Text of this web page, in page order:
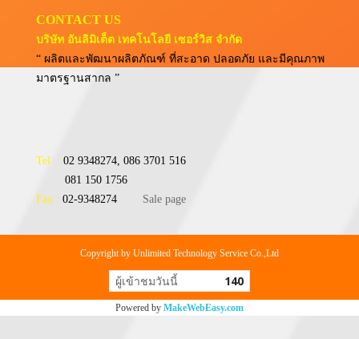
CONTACT US
บริษัท อันลิมิเต็ต เทคโนโลยี เซอร์วิส จำกัด
“ ผลิตและพัฒนาผลิตภัณฑ์ ที่สะอาด ปลอดภัย และมีคุณภาพ
มาตรฐานสากล ”
Tel : 02 9348274, 086 3701 516
081 150 1756
Fax : 02-9348274 Sale page
Copyright by Unlimited Technology Service Co.,Ltd
ผู้เข้าชมวันนี้ 140
Powered by MakeWebEasy.com